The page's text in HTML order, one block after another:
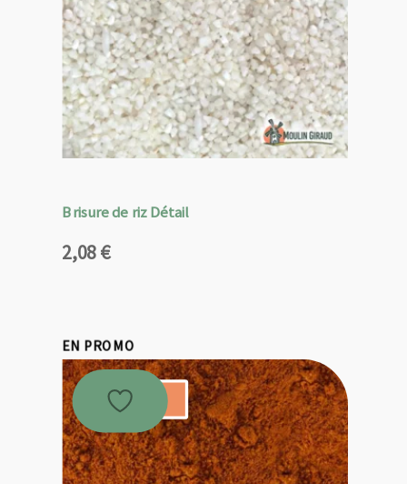
Brisure de riz Détail
2,08€
EN PROMO
Promo !